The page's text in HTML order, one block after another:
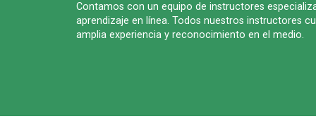
Contamos con un equipo de instructores
aprendizaje en línea. Todos nuestros instructores
amplia experiencia y reconocimiento en el medio.